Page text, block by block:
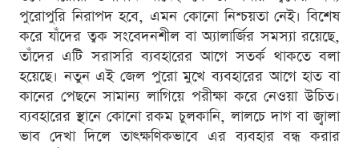
পুরোপুরি নিরাপদ হবে, এমন কোনো নিশ্চয়তা নেই। বিশেষ
করে যাঁদের ত্বক সংবেদনশীল বা অ্যালার্জির সমস্যা রয়েছে,
তাঁদের এটি সরাসরি ব্যবহারের আগে সতর্ক থাকতে বলা
হয়েছে। নতুন এই জেল পুরো মুখে ব্যবহারের আগে হাত বা
কানের পেছনে সামান্য লাগিয়ে পরীক্ষা করে নেওয়া উচিত।
ব্যবহারের স্থানে কোনো রকম চুলকানি, লালচে দাগ বা জ্বালা
ভাব দেখা দিলে তাৎক্ষণিকভাবে এর ব্যবহার বন্ধ করার